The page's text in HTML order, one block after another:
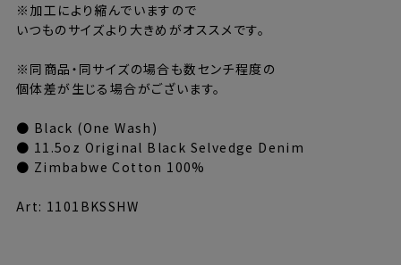
※加工により縮んでいますので
いつものサイズより大きめがオススメです。
※同商品・同サイズの場合も数センチ程度の
個体差が生じる場合がございます。
● Black (One Wash)
● 11.5oz Original Black Selvedge Denim
● Zimbabwe Cotton 100%
Art: 1101BKSSHW